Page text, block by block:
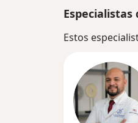
Especialistas
Estos